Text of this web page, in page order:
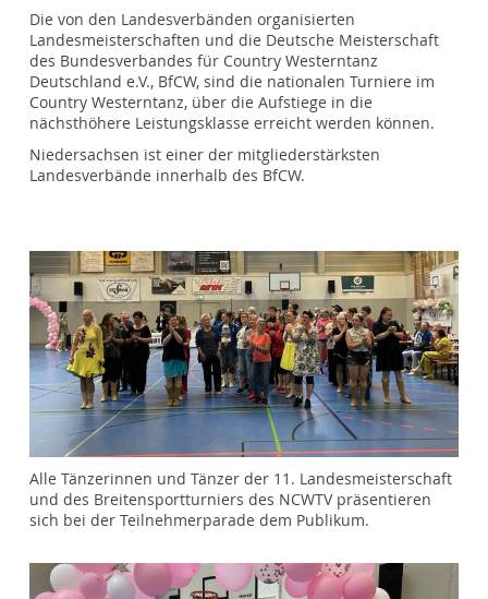
Die von den Landesverbänden organisierten
Landesmeisterschaften und die Deutsche Meisterschaft
des Bundesverbandes für Country Westerntanz
Deutschland e.V., BfCW, sind die nationalen Turniere im
Country Westerntanz, über die Aufstiege in die
nächsthöhere Leistungsklasse erreicht werden können.
Niedersachsen ist einer der mitgliederstärksten
Landesverbände innerhalb des BfCW.
Alle Tänzerinnen und Tänzer der 11. Landesmeisterschaft
und des Breitensportturniers des NCWTV präsentieren
sich bei der Teilnehmerparade dem Publikum.